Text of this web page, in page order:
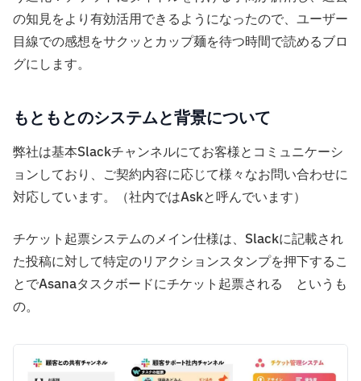
の知見をより有効活用できるようになったので、ユーザー
目線での感想をサクッとカップ麺を待つ時間で読めるブロ
グにします。
もともとのシステムと背景について
弊社は基本Slackチャンネルにてお客様とコミュニケーシ
ョンしており、ご契約内容に応じて様々なお問い合わせに
対応しています。（社内ではAskと呼んでいます）
チケット起票システムのメイン仕様は、Slackに記載され
た投稿に対して特定のリアクションスタンプを押下するこ
とでAsanaタスクボードにチケット起票される というも
の。